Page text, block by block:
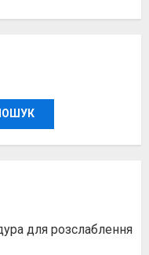
для розслаблення